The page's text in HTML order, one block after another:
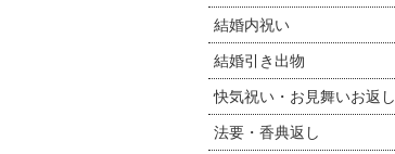
結婚内祝い
結婚引き出物
快気祝い・お見舞いお返し
法要・香典返し